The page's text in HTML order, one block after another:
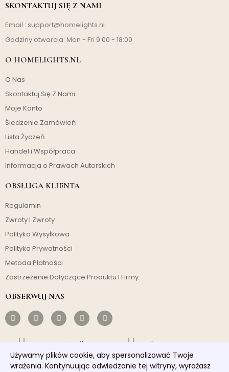
SKONTAKTUJ SIĘ Z NAMI
Email : support@homelights.nl
Godziny otwarcia: Mon - Fri 9:00 - 18:00
O HOMELIGHTS.NL
O Nas
Skontaktuj Się Z Nami
Moje Konto
Śledzenie Zamówień
Lista Życzeń
Handel i Współpraca
Informacja o Prawach Autorskich
OBSŁUGA KLIENTA
Regulamin
Zwroty I Zwroty
Polityka Wysyłkowa
Polityka Prywatności
Metoda Płatności
Zastrzeżenie Dotyczące Produktu I Firmy
OBSERWUJ NAS
Darmowa Wysyłka Ekonomiczny
Szybka Wysyłka Dobra Obsługa
Używamy plików cookie, aby spersonalizować Twoje
wrażenia. Kontynuując odwiedzanie tej witryny, wyrażasz